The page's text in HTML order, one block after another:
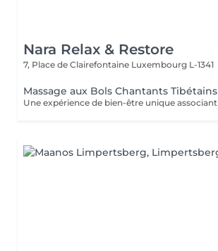
Nara Relax & Restore
7, Place de Clairefontaine Luxembourg L-1341
Massage aux Bols Chantants Tibétains